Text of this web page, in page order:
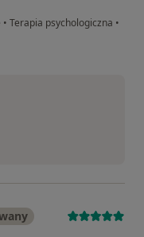
• Terapia psychologiczna •